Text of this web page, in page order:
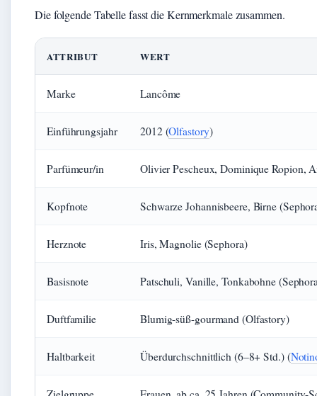
Die folgende Tabelle fasst die Kernmerkmale zusammen.
ATTRIBUT WERT
Marke Lancôme
Einführungsjahr 2012 (Olfastory)
Parfümeur/in Olivier Pescheux, Dominique Ropion,
Kopfnote Schwarze Johannisbeere, Birne
Herznote Iris, Magnolie (Sephora)
Basisnote Patschuli, Vanille, Tonkabohne
Duftfamilie Blumig-süß-gourmand (Olfastory)
Haltbarkeit Überdurchschnittlich (6–8+ Std.) (